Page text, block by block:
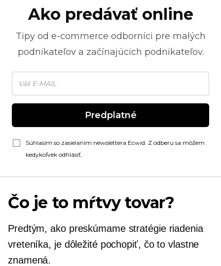
Ako predávať online
Tipy od e-commerce odborníci pre malých
podnikateľov a začínajúcich podnikateľov.
Predplatné
Súhlasím so zasielaním newslettera Ecwid. Z odberu sa môžem
kedykoľvek odhlásiť.
Čo je to mŕtvy tovar?
Predtým, ako preskúmame stratégie riadenia
vreteníka, je dôležité pochopiť, čo to vlastne
znamená.